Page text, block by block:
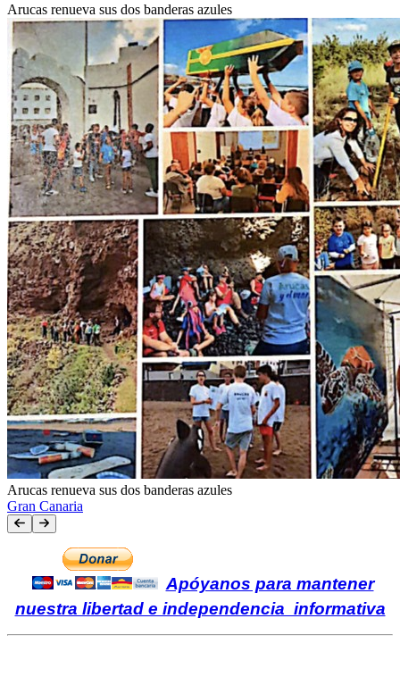
Arucas renueva sus dos banderas azules
Arucas renueva sus dos banderas azules
Gran Canaria
Apóyanos para mantener
nuestra libertad e independencia informativa